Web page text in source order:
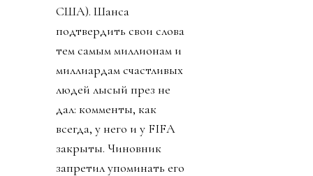
США). Шанса
подтвердить свои слова
тем самым миллионам и
миллиардам счастливых
людей лысый през не
дал: комменты, как
всегда, у него и у FIFA
закрыты. Чиновник
запретил упоминать его